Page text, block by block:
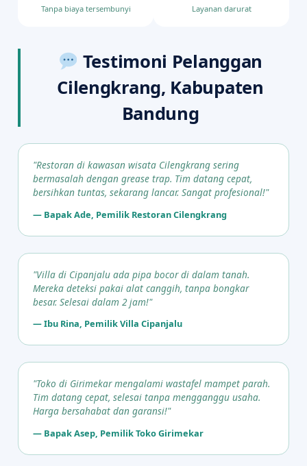
Tanpa biaya tersembunyi Layanan darurat
Testimoni Pelanggan
Cilengkrang, Kabupaten
Bandung
"Restoran di kawasan wisata Cilengkrang sering
bermasalah dengan grease trap. Tim datang cepat,
bersihkan tuntas, sekarang lancar. Sangat profesional!"
— Bapak Ade, Pemilik Restoran Cilengkrang
"Villa di Cipanjalu ada pipa bocor di dalam tanah.
Mereka deteksi pakai alat canggih, tanpa bongkar
besar. Selesai dalam 2 jam!"
— Ibu Rina, Pemilik Villa Cipanjalu
"Toko di Girimekar mengalami wastafel mampet parah.
Tim datang cepat, selesai tanpa mengganggu usaha.
Harga bersahabat dan garansi!"
— Bapak Asep, Pemilik Toko Girimekar